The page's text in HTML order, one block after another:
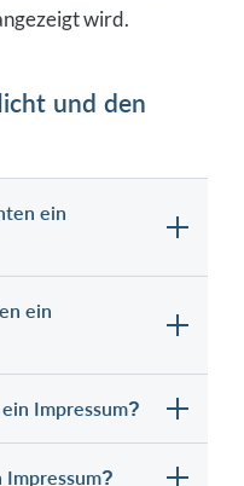
wird.
und den
ein
ein
Impressum?
Impressum?